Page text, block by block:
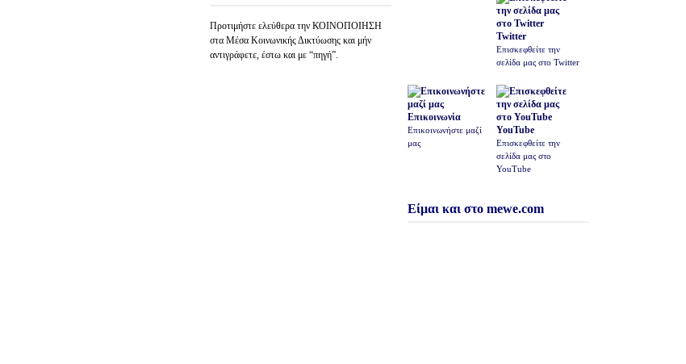
Προτιμήστε ελεύθερα την ΚΟΙΝΟΠΟΙΗΣΗ
στα Μέσα Κοινωνικής Δικτύωσης και μήν
αντιγράφετε, έστω και με “πηγή”.
Twitter
Επισκεφθείτε την
σελίδα μας στο Twitter
Επικοινωνία
Επικοινωνήστε μαζί
μας
YouTube
Επισκεφθείτε την
σελίδα μας στο
YouTube
Είμαι και στο mewe.com